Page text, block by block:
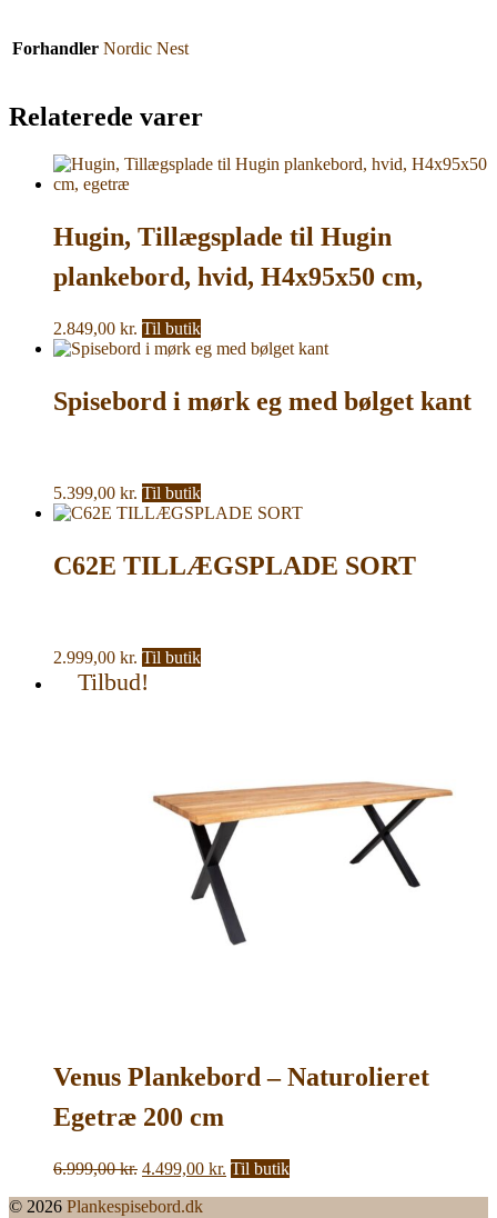
Forhandler Nordic Nest
Relaterede varer
Hugin, Tillægsplade til Hugin
plankebord, hvid, H4x95x50 cm,
egetræ
2.849,00 kr. Til butik
Spisebord i mørk eg med bølget kant
5.399,00 kr. Til butik
C62E TILLÆGSPLADE SORT
2.999,00 kr. Til butik
Tilbud!
Venus Plankebord – Naturolieret
Egetræ 200 cm
6.999,00kr. Den
pris
4.499,00 kr. Den
Til butik
© 2026 Plankespisebord.dk